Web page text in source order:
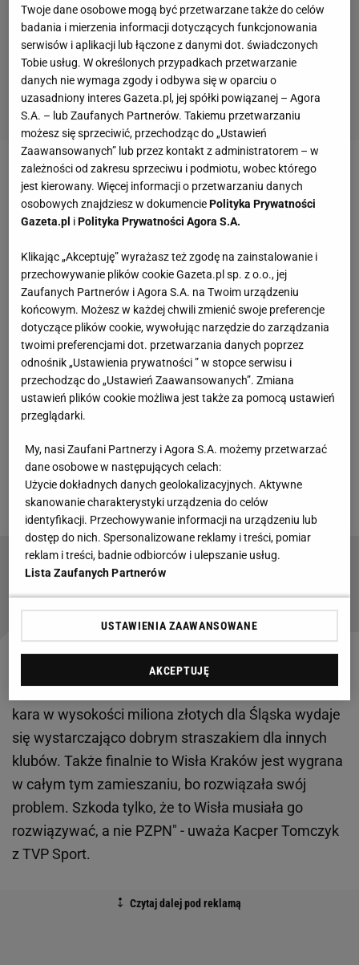
Zobacz wideoWładimir Semirunnij z rekordem toru
podczas mistrzostw Polski w wieloboju
Śląsk z karą miliona złotych za niewpuszczenie
kibiców Wisły. Kto wygrał "starcie"?
Federacja zdecydowała o ukaraniu Wisły Kraków
walkowerem. Na tym jednak się nie skończyło.
Dzisiaj konsekwencje poniósł Śląsk, który będzie
musiał zapłacić aż milion złotych kary! Pod tym
względem jest to zdecydowane zwycięstwo Wisły
niewpuszczenie kibiców - federacja karała kwotą w
wysokości maksymalnie kilkudziesięciu tysięcy
złotych.
Polak robi furorę za granicą. Media: Nie ma go
na liście Urbana
"Dla Wisły Kraków strata trzech punktów na koniec
sezonu nie będzie miała żadnych konsekwencji, a
kara w wysokości miliona złotych dla Śląska wydaje
się wystarczająco dobrym straszakiem dla innych
klubów. Także finalnie to Wisła Kraków jest wygrana
w całym tym zamieszaniu, bo rozwiązała swój
problem. Szkoda tylko, że to Wisła musiała go
rozwiązywać, a nie PZPN" - uważa Kacper Tomczyk
z TVP Sport.
Twoje dane osobowe mogą być przetwarzane także do celów
badania i mierzenia informacji dotyczących funkcjonowania
serwisów i aplikacji lub łączone z danymi dot. świadczonych
Tobie usług. W określonych przypadkach przetwarzanie
danych nie wymaga zgody i odbywa się w oparciu o
uzasadniony interes Gazeta.pl, jej spółki powiązanej – Agora
S.A. – lub Zaufanych Partnerów. Takiemu przetwarzaniu
możesz się sprzeciwić, przechodząc do „Ustawień
Zaawansowanych” lub przez kontakt z administratorem – w
zależności od zakresu sprzeciwu i podmiotu, wobec którego
jest kierowany. Więcej informacji o przetwarzaniu danych
osobowych znajdziesz w dokumenciePolityka Prywatności
Gazeta.pl iPolityka Prywatności Agora S.A.
Klikając „Akceptuję” wyrażasz też zgodę na zainstalowanie i
przechowywanie plików cookie Gazeta.pl sp. z o.o., jej
Zaufanych Partnerów i Agora S.A. na Twoim urządzeniu
końcowym. Możesz w każdej chwili zmienić swoje preferencje
dotyczące plików cookie, wywołując narzędzie do zarządzania
twoimi preferencjami dot. przetwarzania danych poprzez
odnośnik „Ustawienia prywatności ” w stopce serwisu i
przechodząc do „Ustawień Zaawansowanych”. Zmiana
ustawień plików cookie możliwa jest także za pomocą ustawień
przeglądarki.
My, nasi Zaufani Partnerzy i Agora S.A. możemy przetwarzać
dane osobowe w następujących celach:
Użycie dokładnych danych geolokalizacyjnych. Aktywne
skanowanie charakterystyki urządzenia do celów
identyfikacji. Przechowywanie informacji na urządzeniu lub
dostęp do nich. Spersonalizowane reklamy i treści, pomiar
reklam i treści, badnie odbiorców i ulepszanie usług.
Lista Zaufanych Partnerów
USTAWIENIA ZAAWANSOWANE
AKCEPTUJĘ